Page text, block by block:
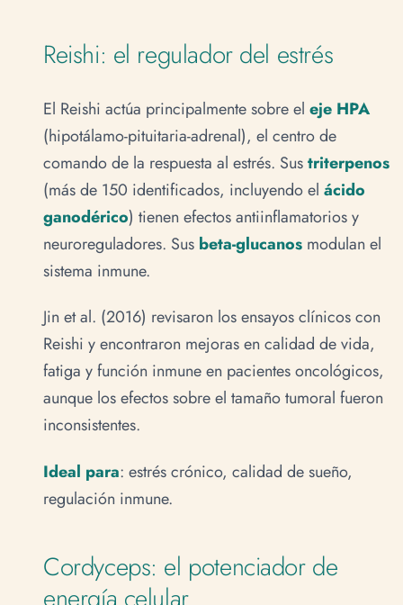
Reishi: el regulador del estrés
El Reishi actúa principalmente sobre el eje HPA
(hipotálamo-pituitaria-adrenal), el centro de
comando de la respuesta al estrés. Sustriterpenos
(más de 150 identificados, incluyendo el ácido
ganodérico) tienen efectos antiinflamatorios y
neuroreguladores. Sus beta-glucanos modulan el
sistema inmune.
Jin et al. (2016) revisaron los ensayos clínicos con
Reishi y encontraron mejoras en calidad de vida,
fatiga y función inmune en pacientes oncológicos,
aunque los efectos sobre el tamaño tumoral fueron
inconsistentes.
Ideal para: estrés crónico, calidad de sueño,
regulación inmune.
Cordyceps: el potenciador de
energía celular